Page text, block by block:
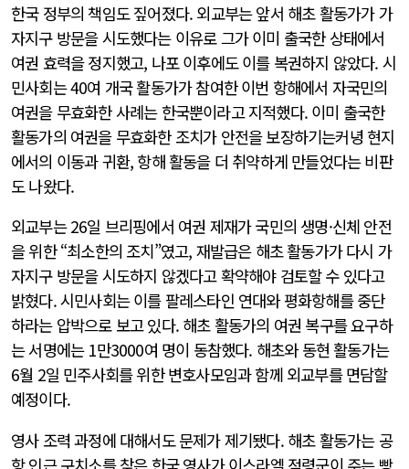
한국 정부의 책임도 짚어졌다. 외교부는 앞서 해초 활동가가 가
자지구 방문을 시도했다는 이유로 그가 이미 출국한 상태에서
여권 효력을 정지했고, 나포 이후에도 이를 복권하지 않았다. 시
민사회는 40여 개국 활동가가 참여한 이번 항해에서 자국민의
여권을 무효화한 사례는 한국뿐이라고 지적했다. 이미 출국한
활동가의 여권을 무효화한 조치가 안전을 보장하기는커녕 현지
에서의 이동과 귀환, 항해 활동을 더 취약하게 만들었다는 비판
도 나왔다.
외교부는 26일 브리핑에서 여권 제재가 국민의 생명·신체 안전
을 위한 “최소한의 조치”였고, 재발급은 해초 활동가가 다시 가
자지구 방문을 시도하지 않겠다고 확약해야 검토할 수 있다고
밝혔다. 시민사회는 이를 팔레스타인 연대와 평화항해를 중단
하라는 압박으로 보고 있다. 해초 활동가의 여권 복구를 요구하
는 서명에는 1만3000여 명이 동참했다. 해초와 동현 활동가는
6월 2일 민주사회를 위한 변호사모임과 함께 외교부를 면담할
예정이다.
영사 조력 과정에 대해서도 문제가 제기됐다. 해초 활동가는 공